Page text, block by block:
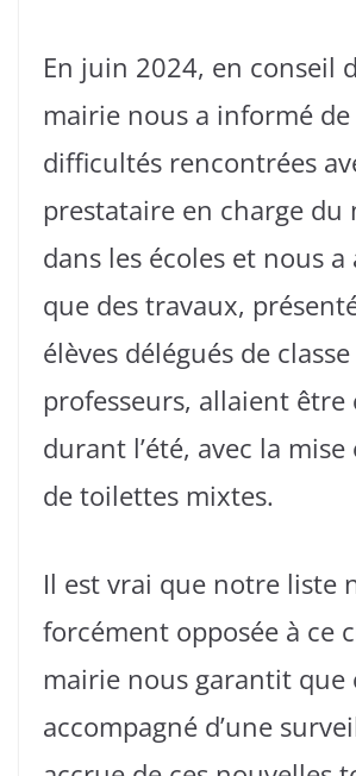
En juin 2024, en conseil
mairie nous a informé de
difficultés rencontrées
prestataire en charge du
dans les écoles et nous
que des travaux,
élèves délégués de
professeurs, allaient
durant l’été, avec la mise
de toilettes mixtes.
Il est vrai que notre liste
forcément opposée à ce
mairie nous garantit que
accompagné d’une